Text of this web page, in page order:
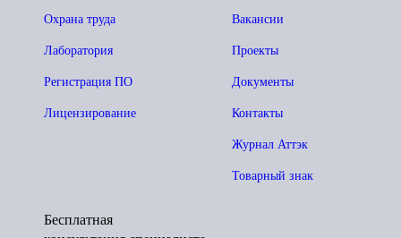
Вакансии
Проекты
Документы
Контакты
Журнал Аттэк
Товарный знак
Охрана труда
Лаборатория
Регистрация ПО
Лицензирование
Бесплатная